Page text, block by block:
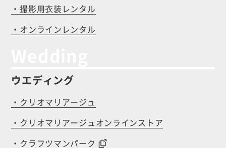
・撮影用衣装レンタル
・オンラインレンタル
ウエディング
・クリオマリアージュ
・クリオマリアージュオンラインストア
・クラフツマンパーク